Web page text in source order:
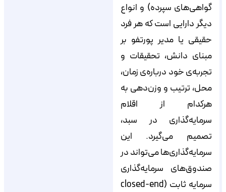
گواهی‌های سپرده) و انواع
دیگر دارایی است که هر فرد
حقیقی یا مدیر پورتفو بر
مبنای دانش، تحقیقات و
تجربه‌ی خود درباره‌ی زمان،
محل، ترتیب و وزن‌دهی به
هرکدام از اقلام
سرمایه‌گذاری در سبد،
تصمیم می‌گیرد. این
سرمایه‌گذاری‌ها می‌تواند در
صندوق‌های سرمایه‌گذاری
سرمایه ثابت (closed-end